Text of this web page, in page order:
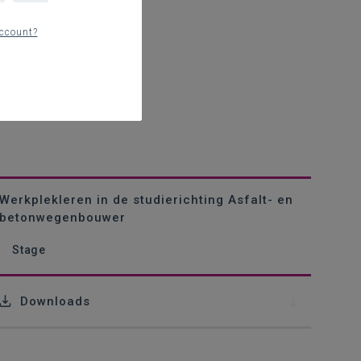
Werkplekleren in de studierichting Asfalt- en
betonwegenbouwer
Stage
Downloads